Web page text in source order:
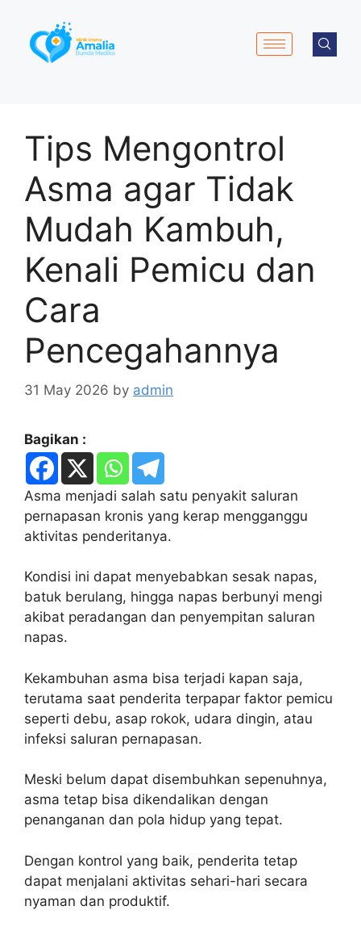
Tips Mengontrol
Asma agar Tidak
Mudah Kambuh,
Kenali Pemicu dan
Cara
Pencegahannya
31 May 2026 by admin
Bagikan :
Asma menjadi salah satu penyakit saluran
pernapasan kronis yang kerap mengganggu
aktivitas penderitanya.
Kondisi ini dapat menyebabkan sesak napas,
batuk berulang, hingga napas berbunyi mengi
akibat peradangan dan penyempitan saluran
napas.
Kekambuhan asma bisa terjadi kapan saja,
terutama saat penderita terpapar faktor pemicu
seperti debu, asap rokok, udara dingin, atau
infeksi saluran pernapasan.
Meski belum dapat disembuhkan sepenuhnya,
asma tetap bisa dikendalikan dengan
penanganan dan pola hidup yang tepat.
Dengan kontrol yang baik, penderita tetap
dapat menjalani aktivitas sehari-hari secara
nyaman dan produktif.